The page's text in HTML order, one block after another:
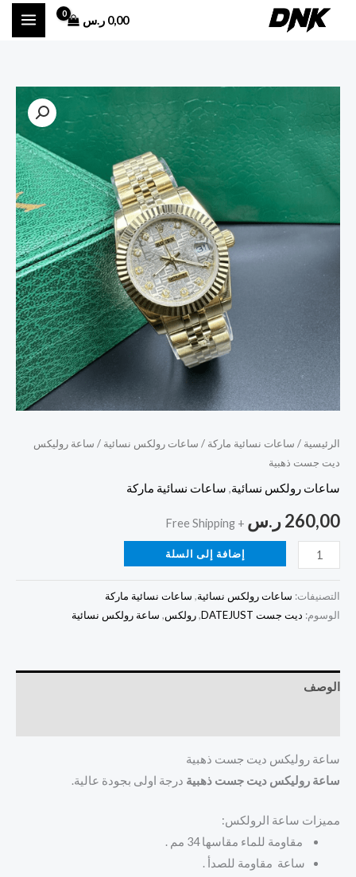
تخطي
0,00 ر.س
الرئيسية / ساعات نسائية ماركة / ساعات رولكس نسائية / ساعة روليكس
ديت جست ذهبية
ساعات رولكس نسائية, ساعات نسائية ماركة
260,00ر.س + Free Shipping
ساعة
روليكس
ديت
جست
إضافة إلى السلة
التصنيفات: ساعات رولكس نسائية, ساعات نسائية ماركة
الوسوم: ديت جست DATEJUST ,رولكس, ساعة رولكس نسائية
الوصف
ساعة روليكس ديت جست ذهبية
ساعة روليكس ديت جست ذهبية درجة اولى بجودة عالية.
مميزات ساعة الرولكس:
مقاومة للماء مقاسها 34 مم .
ساعة مقاومة للصدأ .